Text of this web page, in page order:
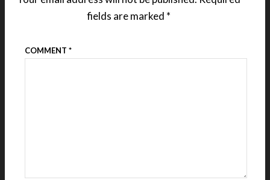
fields are marked *
COMMENT *